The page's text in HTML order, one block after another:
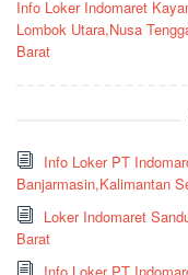
pos
Info Loker Indomaret
Lombok Utara,Nusa
Barat
Info Loker PT
Banjarmasin,Kalimantan
Loker Indomaret
Barat